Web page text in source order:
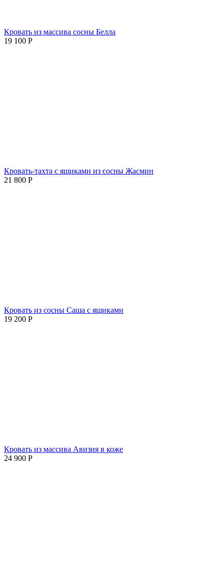
Кровать из массива сосны Белла
19 100 Р
Кровать-тахта с ящиками из сосны Жасмин
21 800 Р
Кровать из сосны Саша с ящиками
19 200 Р
Кровать из массива Авизия в коже
24 900 Р